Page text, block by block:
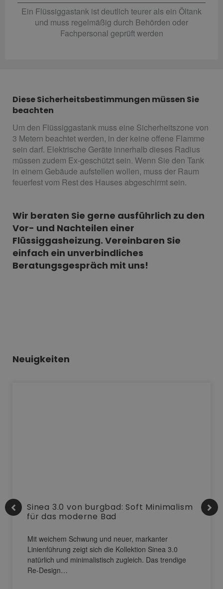
Ein Flüssiggastank ist deutlich teurer als ein Öltank
und muss regelmäßig durch Behörden oder
Fachpersonal geprüft werden
Diese Sicherheitsbestimmungen müssen Sie
beachten
Um den Flüssiggastank muss eine Sicherheitszone von
3 Metern beachtet werden, in der keine offene Flamme
sein darf. Elektrische Geräte innerhalb dieses Radius
müssen zudem Ex-geschützt sein. Wenn Sie den Tank
in einem Gebäude aufstellen wollen, muss der Raum
feuerfest vom Rest des Hauses abgeschirmt sein.
Wir beraten Sie gerne ausführlich zu den
Vor- und Nachteilen einer
Flüssiggasheizung. Vereinbaren Sie
einfach ein unverbindliches
Beratungsgespräch mit uns!
Neuigkeiten
Sinea 3.0 von burgbad: Soft Minimalism
für das moderne Bad
Mit weichem Schwung und neuer, markanter
Linienführung zeigt sich die Kollektion Sinea 3.0
natürlich und minimalistisch zugleich. Das trendige
Re-Design…